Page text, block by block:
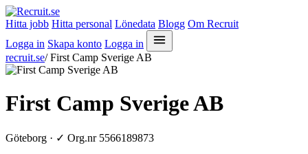
Hitta jobb Hitta personal Lönedata Blogg Om Recruit
Logga in Skapa konto Logga in
recruit.se/ First Camp Sverige AB
First Camp Sverige AB
Göteborg · ✓ Org.nr 5566189873